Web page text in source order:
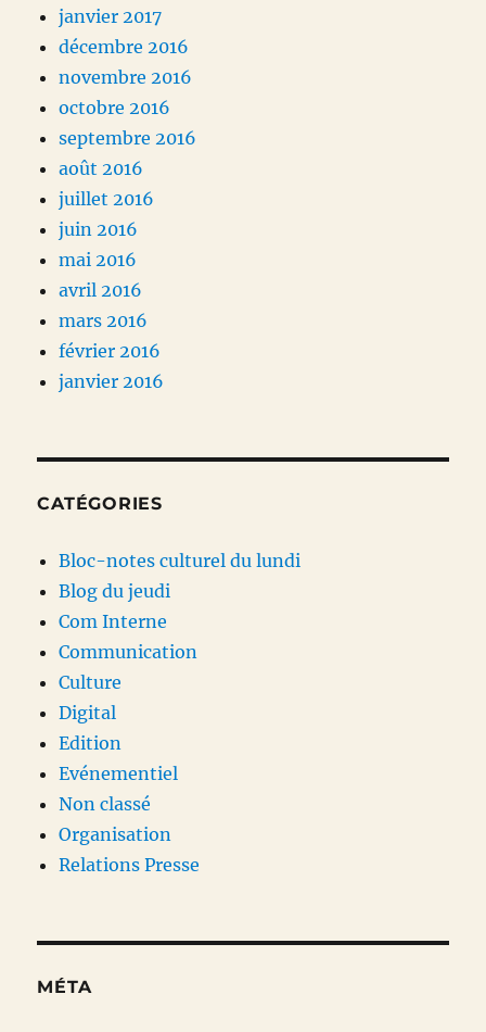
janvier 2017
décembre 2016
novembre 2016
octobre 2016
septembre 2016
août 2016
juillet 2016
juin 2016
mai 2016
avril 2016
mars 2016
février 2016
janvier 2016
CATÉGORIES
Bloc-notes culturel du lundi
Blog du jeudi
Com Interne
Communication
Culture
Digital
Edition
Evénementiel
Non classé
Organisation
Relations Presse
MÉTA